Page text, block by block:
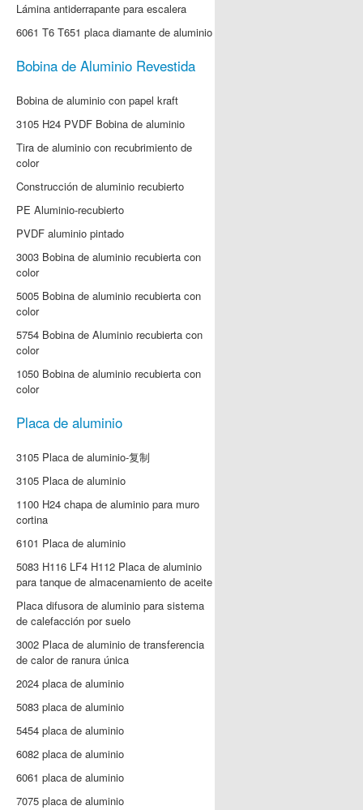
Lámina antiderrapante para escalera
6061 T6 T651 placa diamante de aluminio
Bobina de Aluminio Revestida
Bobina de aluminio con papel kraft
3105 H24 PVDF Bobina de aluminio
Tira de aluminio con recubrimiento de
color
Construcción de aluminio recubierto
PE Aluminio-recubierto
PVDF aluminio pintado
3003 Bobina de aluminio recubierta con
color
5005 Bobina de aluminio recubierta con
color
5754 Bobina de Aluminio recubierta con
color
1050 Bobina de aluminio recubierta con
color
Placa de aluminio
3105 Placa de aluminio-复制
3105 Placa de aluminio
1100 H24 chapa de aluminio para muro
cortina
6101 Placa de aluminio
5083 H116 LF4 H112 Placa de aluminio
para tanque de almacenamiento de aceite
Placa difusora de aluminio para sistema
de calefacción por suelo
3002 Placa de aluminio de transferencia
de calor de ranura única
2024 placa de aluminio
5083 placa de aluminio
5454 placa de aluminio
6082 placa de aluminio
6061 placa de aluminio
7075 placa de aluminio